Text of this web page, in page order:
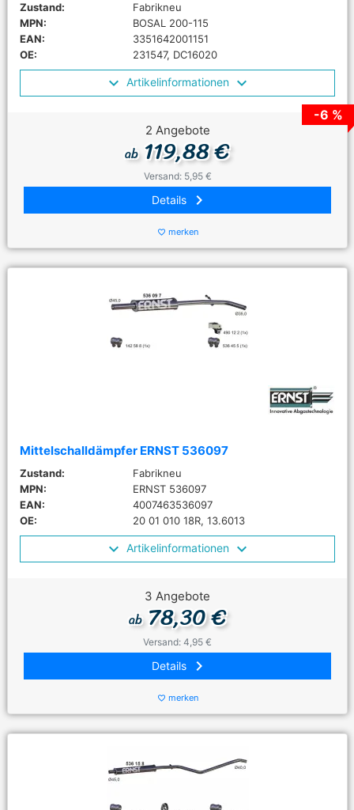
Zustand:
Fabrikneu
MPN:
BOSAL 200-115
EAN:
3351642001151
OE:
231547, DC16020
Artikelinformationen
-6 %
2 Angebote
ab119,88 €
Versand: 5,95 €
Details keyboard_arrow_right
favorite_border merken
Mittelschalldämpfer ERNST 536097
Zustand:
Fabrikneu
MPN:
ERNST 536097
EAN:
4007463536097
OE:
20 01 010 18R, 13.6013
Artikelinformationen
3 Angebote
ab78,30 €
Versand: 4,95 €
Details keyboard_arrow_right
favorite_border merken